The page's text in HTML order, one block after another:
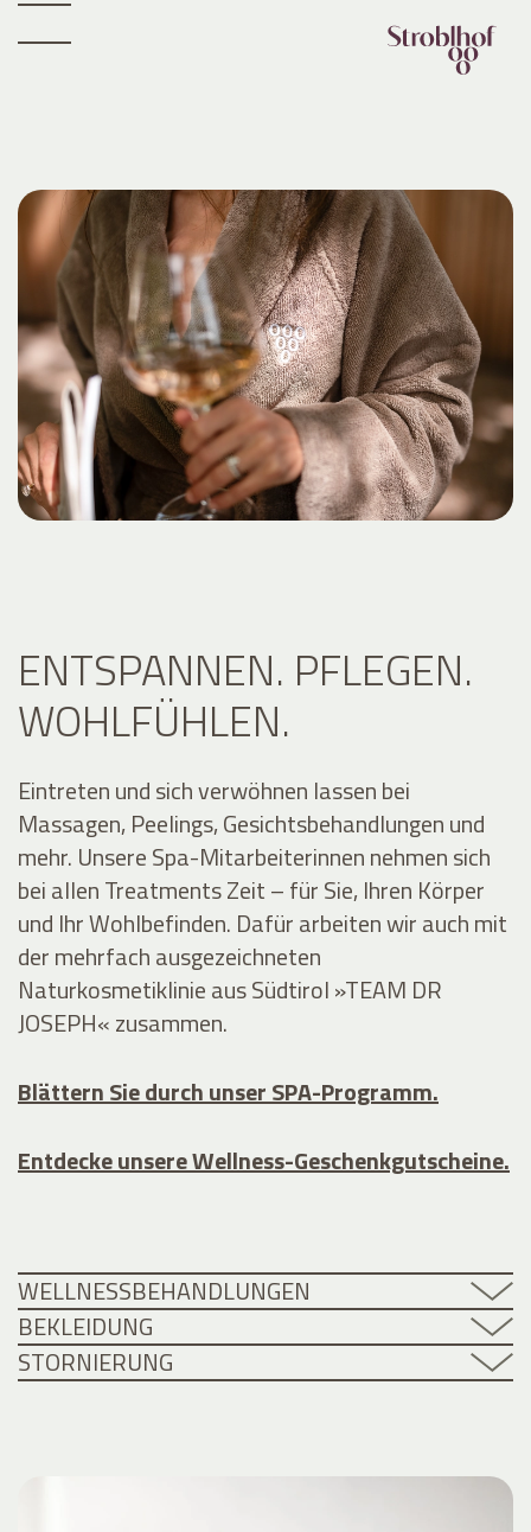
ENTSPANNEN. PFLEGEN.
WOHLFÜHLEN.
Eintreten und sich verwöhnen lassen bei
Massagen, Peelings, Gesichtsbehandlungen und
mehr. Unsere Spa-Mitarbeiterinnen nehmen sich
bei allen Treatments Zeit – für Sie, Ihren Körper
und Ihr Wohlbefinden. Dafür arbeiten wir auch mit
der mehrfach ausgezeichneten
Naturkosmetiklinie aus Südtirol »TEAM DR
JOSEPH« zusammen.
Blättern Sie durch unser SPA-Programm.
Entdecke unsere Wellness-Geschenkgutscheine.
WELLNESSBEHANDLUNGEN
BEKLEIDUNG
STORNIERUNG